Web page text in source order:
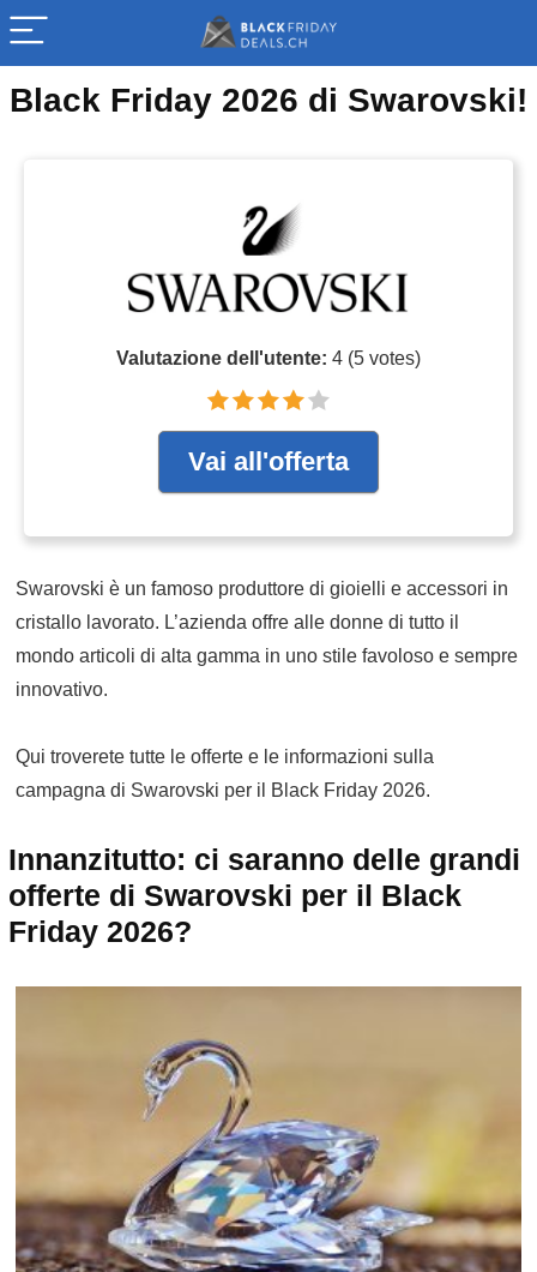
Black Friday 2026 di Swarovski!
Valutazione dell'utente: 4 (5votes)
Vai all'offerta
Swarovski è un famoso produttore di gioielli e accessori in
cristallo lavorato. L’azienda offre alle donne di tutto il
mondo articoli di alta gamma in uno stile favoloso e sempre
innovativo.
Qui troverete tutte le offerte e le informazioni sulla
campagna di Swarovski per il Black Friday 2026.
Innanzitutto: ci saranno delle grandi
offerte di Swarovski per il Black
Friday 2026?